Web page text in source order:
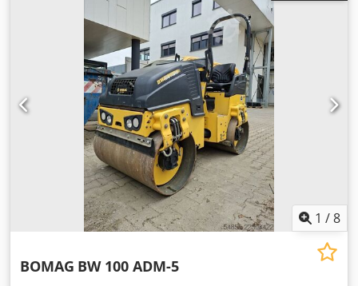
1 /8
BOMAG BW 100 ADM-5